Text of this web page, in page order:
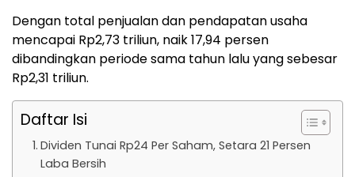
Dengan total penjualan dan pendapatan usaha
mencapai Rp2,73 triliun, naik 17,94 persen
dibandingkan periode sama tahun lalu yang sebesar
Rp2,31 triliun.
Daftar Isi
Dividen Tunai Rp24 Per Saham, Setara 21 Persen
Laba Bersih